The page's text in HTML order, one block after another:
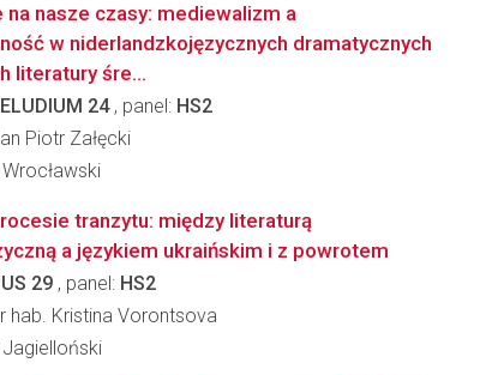
na nasze czasy: mediewalizm a
w niderlandzkojęzycznych dramatycznych
literatury śre...
24, panel: HS2
Piotr Załęcki
tranzytu: między literaturą
a językiem ukraińskim i z powrotem
29 , panel: HS2
hab. Kristina Vorontsova